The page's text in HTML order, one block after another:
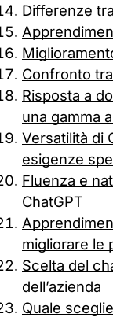
Differenze
Confronto
Risposta a
una gamma
Versatilità di
esigenze
Fluenza e
ChatGPT
migliorare le
Scelta del
dell’azienda
Quale